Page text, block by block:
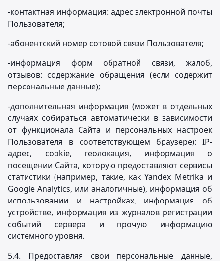
-контактная информация: адрес электронной почты
Пользователя;
-абонентский номер сотовой связи Пользователя;
-информация форм обратной связи, жалоб,
отзывов: содержание обращения (если содержит
персональные данные);
-дополнительная информация (может в отдельных
случаях собираться автоматически в зависимости
от функционала Сайта и персональных настроек
Пользователя в соответствующем браузере): IP-
адрес, cookie, геолокация, информация о
посещении Сайта, которую предоставляют сервисы
статистики (например, такие, как Yandex Metrika и
Google Analytics, или аналогичные), информация об
использовании и настройках, информация об
устройстве, информация из журналов регистрации
событий сервера и прочую информацию
системного уровня.
5.4. Предоставляя свои персональные данные,